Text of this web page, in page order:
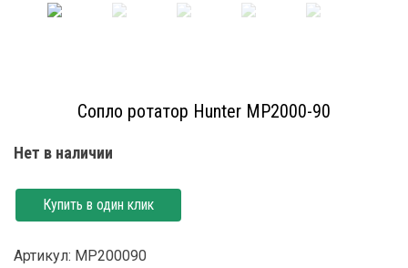
Сопло ротатор Hunter MP2000-90
Нет в наличии
Купить в один клик
Артикул: MP200090